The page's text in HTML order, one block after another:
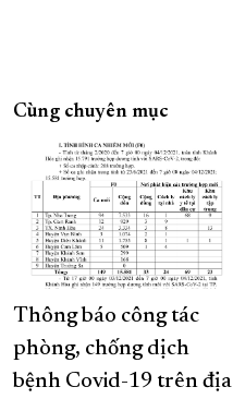
Cùng chuyên mục
Thông báo công tác
phòng, chống dịch
bệnh Covid-19 trên địa